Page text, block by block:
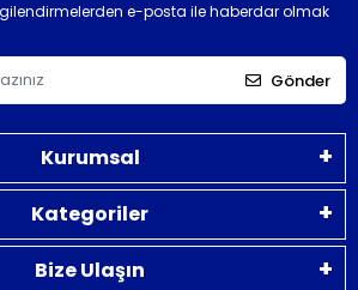
e-posta ile haberdar olmak
Gönder
Kurumsal
Kategoriler
Bize Ulaşın